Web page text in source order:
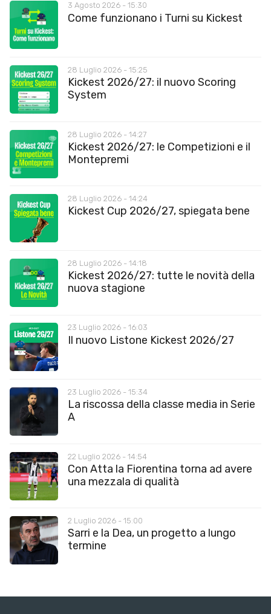
3 Agosto 2026 - 15:30
Come funzionano i Turni su Kickest
28 Luglio 2026 - 15:25
Kickest 2026/27: il nuovo Scoring
System
28 Luglio 2026 - 14:27
Kickest 2026/27: le Competizioni e il
Montepremi
28 Luglio 2026 - 14:24
Kickest Cup 2026/27, spiegata bene
28 Luglio 2026 - 14:18
Kickest 2026/27: tutte le novità della
nuova stagione
23 Luglio 2026 - 16:03
Il nuovo Listone Kickest 2026/27
23 Luglio 2026 - 15:34
La riscossa della classe media in Serie
A
22 Luglio 2026 - 14:54
Con Atta la Fiorentina torna ad avere
una mezzala di qualità
2 Luglio 2026 - 15:00
Sarri e la Dea, un progetto a lungo
termine